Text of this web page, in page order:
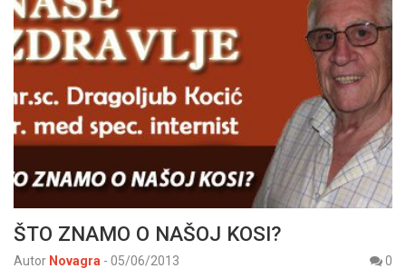
ŠTO ZNAMO O NAŠOJ KOSI?
Autor Novagra - 05/06/2013
0